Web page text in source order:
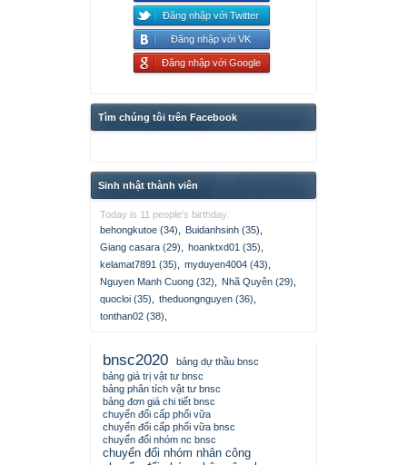
Đăng nhập với Twitter
Đăng nhập với VK
Đăng nhập với Google
Tìm chúng tôi trên Facebook
Sinh nhật thành viên
Today is 11 people's birthday.
behongkutoe (34)
Buidanhsinh (35)
Giang casara (29)
hoanktxd01 (35)
kelamat7891 (35)
myduyen4004 (43)
Nguyen Manh Cuong (32)
Nhã Quyên (29)
quocloi (35)
theduongnguyen (36)
tonthan02 (38)
bnsc2020
bảng dự thầu bnsc
bảng giá trị vật tư bnsc
bảng phân tích vật tư bnsc
bảng đơn giá chi tiết bnsc
chuyển đổi cấp phối vữa
chuyển đổi cấp phối vữa bnsc
chuyển đổi nhóm nc bnsc
chuyển đổi nhóm nhân công